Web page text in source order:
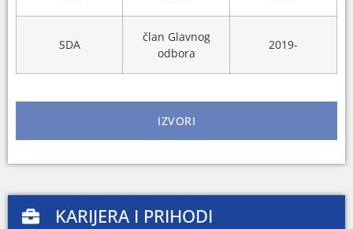
SDA
član Glavnog
odbora
2019-
IZVORI
KARIJERA I PRIHODI